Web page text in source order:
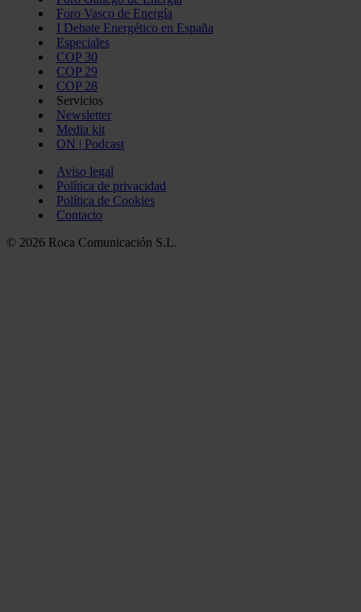
Foro Vasco de Energía
I Debate Energético en España
Especiales
COP 30
COP 29
COP 28
Servicios
Newsletter
Media kit
ON | Podcast
Aviso legal
Política de privacidad
Política de Cookies
Contacto
© 2026 Roca Comunicación S.L.